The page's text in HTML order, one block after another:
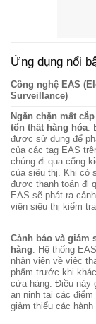
Ứng dụng nổi
Công nghệ EAS
Surveillance)
Ngăn chặn mất
tổn thất hàng hóa:
được sử dụng để
của các tag EAS
chúng đi qua cổng
của siêu thị. Khi có
được thanh toán đi
EAS sẽ phát ra
viên siêu thị kiểm
Cảnh báo và giám
hàng: Hệ thống
nhân viên về việc
phẩm trước khi
cửa hàng. Điều này
an ninh tại các điểm
giảm thiểu các